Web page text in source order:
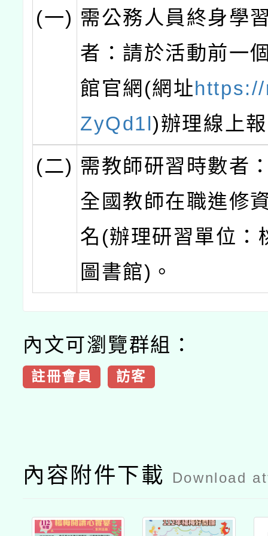
(一) 需公務人員終身學
者：請於活動前一
館官網(網址
ZyQd1l)辦理線上
(二) 需教師研習時數者
全國教師在職進修
名(辦理研習單位：
圖書館)。
內文可瀏覽群組：
註冊會員 訪客
內容附件下載 Download